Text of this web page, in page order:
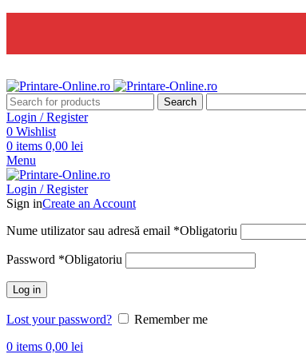
Search
Login / Register
0 Wishlist
0 items 0,00 lei
Menu
Login / Register
Sign inCreate an Account
Nume utilizator sau adresă email *Obligatoriu
Password *Obligatoriu
Log in
Lost your password?
Remember me
0 items 0,00 lei